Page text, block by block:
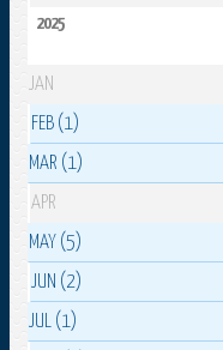
2025
JAN
FEB (1)
MAR (1)
APR
MAY (5)
JUN (2)
JUL (1)